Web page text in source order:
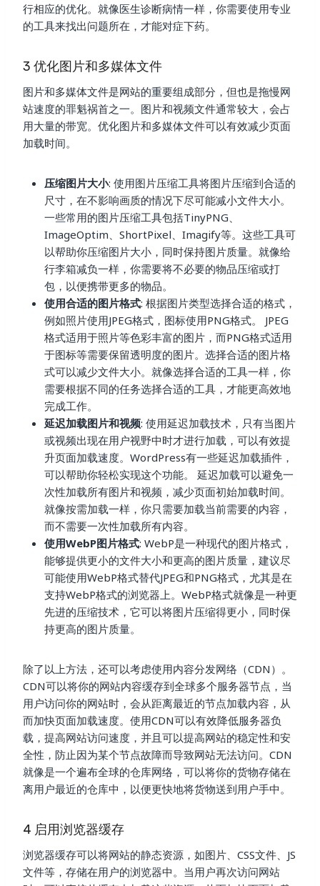
行相应的优化。就像医生诊断病情一样，你需要使用专业
的工具来找出问题所在，才能对症下药。
3 优化图片和多媒体文件
图片和多媒体文件是网站的重要组成部分，但也是拖慢网
站速度的罪魁祸首之一。图片和视频文件通常较大，会占
用大量的带宽。优化图片和多媒体文件可以有效减少页面
加载时间。
压缩图片大小: 使用图片压缩工具将图片压缩到合适的
尺寸，在不影响画质的情况下尽可能减小文件大小。
一些常用的图片压缩工具包括TinyPNG、
ImageOptim、ShortPixel、Imagify等。这些工具可
以帮助你压缩图片大小，同时保持图片质量。就像给
行李箱减负一样，你需要将不必要的物品压缩或打
包，以便携带更多的物品。
使用合适的图片格式: 根据图片类型选择合适的格式，
例如照片使用JPEG格式，图标使用PNG格式。 JPEG
格式适用于照片等色彩丰富的图片，而PNG格式适用
于图标等需要保留透明度的图片。选择合适的图片格
式可以减少文件大小。就像选择合适的工具一样，你
需要根据不同的任务选择合适的工具，才能更高效地
完成工作。
延迟加载图片和视频: 使用延迟加载技术，只有当图片
或视频出现在用户视野中时才进行加载，可以有效提
升页面加载速度。WordPress有一些延迟加载插件，
可以帮助你轻松实现这个功能。 延迟加载可以避免一
次性加载所有图片和视频，减少页面初始加载时间。
就像按需加载一样，你只需要加载当前需要的内容，
而不需要一次性加载所有内容。
使用WebP图片格式: WebP是一种现代的图片格式，
能够提供更小的文件大小和更高的图片质量，建议尽
可能使用WebP格式替代JPEG和PNG格式，尤其是在
支持WebP格式的浏览器上。WebP格式就像是一种更
先进的压缩技术，它可以将图片压缩得更小，同时保
持更高的图片质量。
除了以上方法，还可以考虑使用内容分发网络（CDN）。
CDN可以将你的网站内容缓存到全球多个服务器节点，当
用户访问你的网站时，会从距离最近的节点加载内容，从
而加快页面加载速度。使用CDN可以有效降低服务器负
载，提高网站访问速度，并且可以提高网站的稳定性和安
全性，防止因为某个节点故障而导致网站无法访问。CDN
就像是一个遍布全球的仓库网络，可以将你的货物存储在
离用户最近的仓库中，以便更快地将货物送到用户手中。
4 启用浏览器缓存
浏览器缓存可以将网站的静态资源，如图片、CSS文件、JS
文件等，存储在用户的浏览器中。当用户再次访问网站